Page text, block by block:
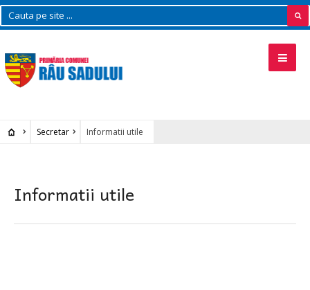
Secretar Informatii utile
Informatii utile